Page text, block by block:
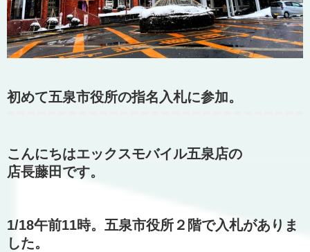
初めて五泉市役所の指名入札に参加。
こんにちはエックスモバイル五泉店の
店長藤田です。
1/18午前11時。五泉市役所２階で入札がありま
した。